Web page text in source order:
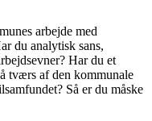
arbejde med
du analytisk sans,
Har du et
tværs af den kommunale
Så er du måske